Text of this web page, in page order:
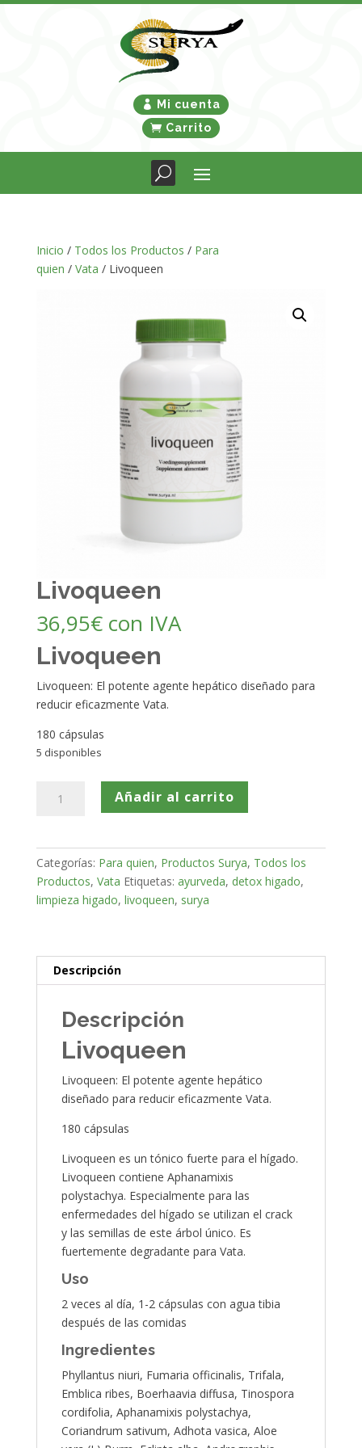
Mi cuenta
Carrito
Inicio / Todos los Productos / Para
quien / Vata / Livoqueen
Livoqueen
36,95€ con IVA
Livoqueen
Livoqueen: El potente agente hepático diseñado para
reducir eficazmente Vata.
180 cápsulas
5 disponibles
Añadir al carrito
Categorías: Para quien, Productos Surya, Todos los
Productos, Vata Etiquetas: ayurveda, detox higado,
limpieza higado, livoqueen, surya
Descripción
Descripción
Livoqueen
Livoqueen: El potente agente hepático
diseñado para reducir eficazmente Vata.
180 cápsulas
Livoqueen es un tónico fuerte para el hígado.
Livoqueen contiene Aphanamixis
polystachya. Especialmente para las
enfermedades del hígado se utilizan el crack
y las semillas de este árbol único. Es
fuertemente degradante para Vata.
Uso
2 veces al día, 1-2 cápsulas con agua tibia
después de las comidas
Ingredientes
Phyllantus niuri, Fumaria officinalis, Trifala,
Emblica ribes, Boerhaavia diffusa, Tinospora
cordifolia, Aphanamixis polystachya,
Coriandrum sativum, Adhota vasica, Aloe